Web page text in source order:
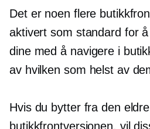
Det er noen flere
aktivert som standard for
dine med å navigere i
av hvilken som helst av
Hvis du bytter fra den eldre
butikkfrontversjonen, vil